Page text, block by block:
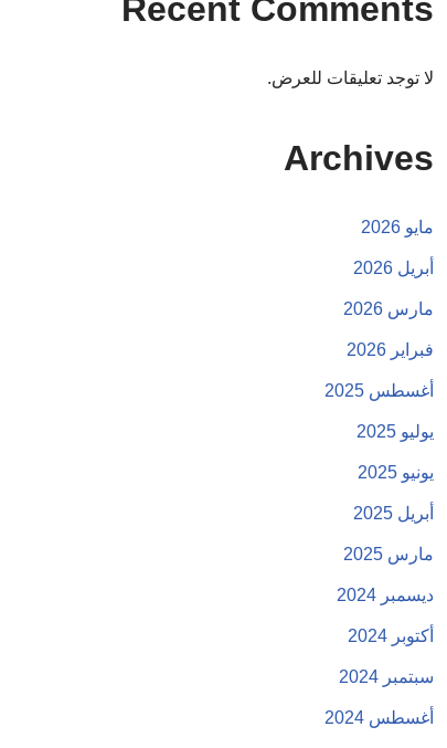
Recent Comments
لا توجد تعليقات للعرض.
Archives
مايو 2026
أبريل 2026
مارس 2026
فبراير 2026
أغسطس 2025
يوليو 2025
يونيو 2025
أبريل 2025
مارس 2025
ديسمبر 2024
أكتوبر 2024
سبتمبر 2024
أغسطس 2024